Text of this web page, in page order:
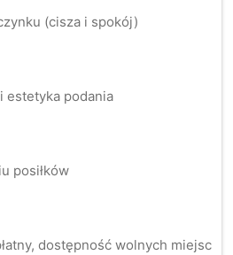
(cisza i spokój)
estetyka podania
posiłków
dostępność wolnych miejsc